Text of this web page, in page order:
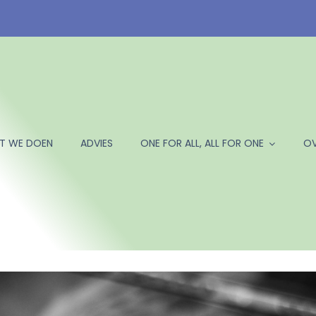
WE DOEN ADVIES ONE FOR ALL, ALL FOR ONE